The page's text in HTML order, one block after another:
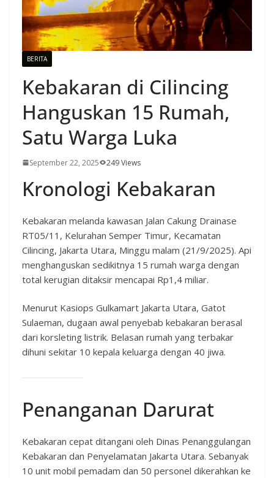
BERITA
Kebakaran di Cilincing
Hanguskan 15 Rumah,
Satu Warga Luka
September 22, 2025 249 Views
Kronologi Kebakaran
Kebakaran melanda kawasan Jalan Cakung Drainase
RT05/11, Kelurahan Semper Timur, Kecamatan
Cilincing, Jakarta Utara, Minggu malam (21/9/2025). Api
menghanguskan sedikitnya 15 rumah warga dengan
total kerugian ditaksir mencapai Rp1,4 miliar.
Menurut Kasiops Gulkamart Jakarta Utara, Gatot
Sulaeman, dugaan awal penyebab kebakaran berasal
dari korsleting listrik. Belasan rumah yang terbakar
dihuni sekitar 10 kepala keluarga dengan 40 jiwa.
Penanganan Darurat
Kebakaran cepat ditangani oleh Dinas Penanggulangan
Kebakaran dan Penyelamatan Jakarta Utara. Sebanyak
10 unit mobil pemadam dan 50 personel dikerahkan ke